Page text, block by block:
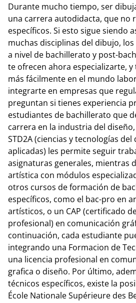
Durante mucho tiempo, ser
una carrera autodidacta, que no
específicos. Si esto sigue siendo
muchas disciplinas del dibujo,
a nivel de bachillerato y post-
te ofrecen ahora especializarte,
más fácilmente en el mundo
integrarte en empresas que
preguntan si tienes experiencia
estudiantes de bachillerato que
carrera en la industria del
STD2A (ciencias y tecnologías
aplicadas) les permite seguir
asignaturas generales, mientras
artística con módulos
otros cursos de formación de
específicos, como el bac-pro en
artísticos, o un CAP (certificado
profesional) en comunicación
continuación, cada estudiante
integrando una Formacion de
una licencia profesional en
grafica o diseño. Por último,
técnicos específicos, existe la
École Nationale Supérieure des